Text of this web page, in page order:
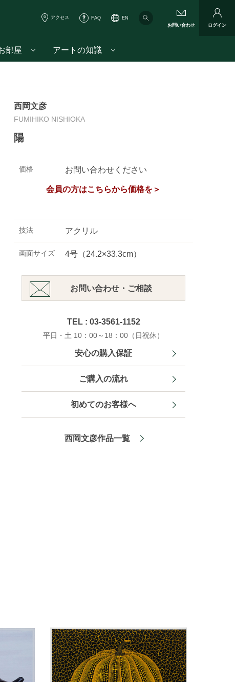
アクセス FAQ
EN
お問い合わせ
ログイン
部屋 アートの知識
西岡文彦
FUMIHIKO NISHIOKA
陽
価格 お問い合わせください
会員の方はこちらから価格を＞
技法 アクリル
画面サイズ 4号（24.2×33.3cm）
お問い合わせ・ご相談
TEL : 03-3561-1152
平日・土 10：00～18：00（日祝休）
安心の購入保証
ご購入の流れ
初めてのお客様へ
西岡文彦作品一覧